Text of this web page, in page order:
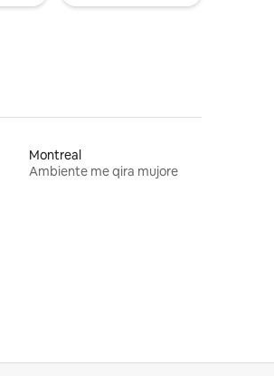
Montreal
Ambiente me qira mujore